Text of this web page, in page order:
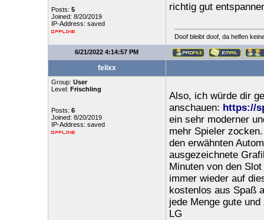
Posts: 5
Joined: 8/20/2019
IP-Address: saved
richtig gut
Doof bleibt doof, da helfen
6/21/2022 4:14:57 PM
felixx
Group: User
Level: Frischling
Posts: 6
Joined: 8/20/2019
IP-Address: saved
Also, ich würde dir
anschauen: https://
ein sehr moderner
mehr Spieler
den erwähnten
ausgezeichnete
Minuten von den
immer wieder auf
kostenlos aus Spaß
jede Menge gute
LG